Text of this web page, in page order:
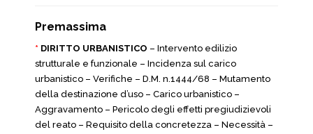
Premassima
* DIRITTO URBANISTICO – Intervento edilizio
strutturale e funzionale – Incidenza sul carico
urbanistico – Verifiche – D.M. n.1444/68 – Mutamento
della destinazione d’uso – Carico urbanistico –
Aggravamento – Pericolo degli effetti pregiudizievoli
del reato – Requisito della concretezza – Necessità –